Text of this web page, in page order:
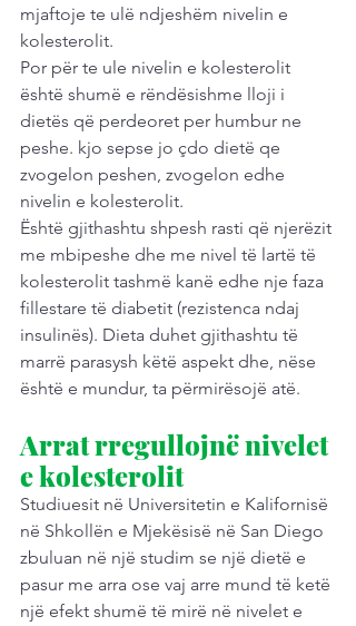
mjaftoje te ulë ndjeshëm nivelin e
kolesterolit.
Por për te ule nivelin e kolesterolit
është shumë e rëndësishme lloji i
dietës që perdeoret per humbur ne
peshe. kjo sepse jo çdo dietë qe
zvogelon peshen, zvogelon edhe
nivelin e kolesterolit.
Është gjithashtu shpesh rasti që njerëzit
me mbipeshe dhe me nivel të lartë të
kolesterolit tashmë kanë edhe nje faza
fillestare të diabetit (rezistenca ndaj
insulinës). Dieta duhet gjithashtu të
marrë parasysh këtë aspekt dhe, nëse
është e mundur, ta përmirësojë atë.
Arrat rregullojnë nivelet
e kolesterolit
Studiuesit në Universitetin e Kalifornisë
në Shkollën e Mjekësisë në San Diego
zbuluan në një studim se një dietë e
pasur me arra ose vaj arre mund të ketë
një efekt shumë të mirë në nivelet e